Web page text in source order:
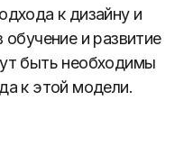
к дизайну и
и развитие
быть необходимы
к этой модели.